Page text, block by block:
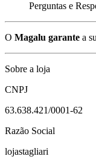
Perguntas e
O Magalu garante a
Sobre a loja
CNPJ
63.638.421/0001-62
Razão Social
lojastagliari